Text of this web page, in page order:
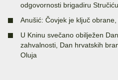
odgovornosti brigadiru Stručiću
Anušić: Čovjek je ključ
U Kninu svečano obilježen
zahvalnosti, Dan hrvatskih
Oluja